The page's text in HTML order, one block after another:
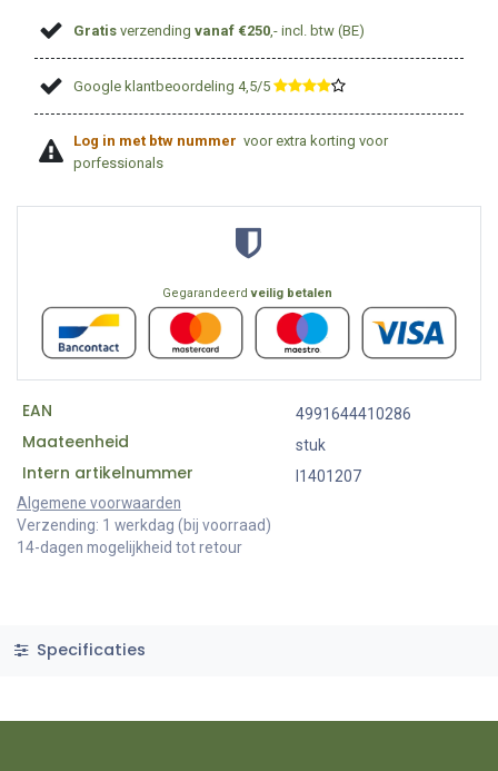
Gratis verzendingvanaf €250 ,- incl. btw (BE)
Google klantbeoordeling 4,5/5 ​
Log in met btw nummer voor extra korting voor
porfessionals
Gegarandeerdveilig betalen
EAN 4991644410286
Maateenheid stuk
Intern artikelnummer
I1401207
Algemene voorwaarden
Verzending: 1 werkdag (bij voorraad)
14-dagen mogelijkheid tot retour
Specificaties